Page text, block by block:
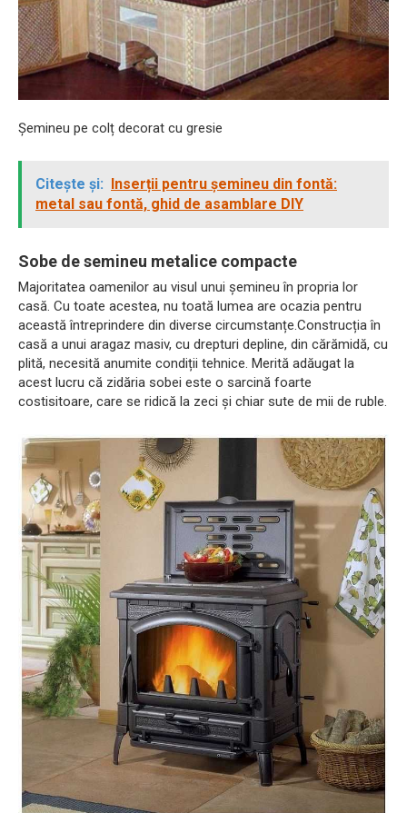
Șemineu pe colț decorat cu gresie
Citește și: Inserții pentru șemineu din fontă:
metal sau fontă, ghid de asamblare DIY
Sobe de semineu metalice compacte
Majoritatea oamenilor au visul unui șemineu în propria lor
casă. Cu toate acestea, nu toată lumea are ocazia pentru
această întreprindere din diverse circumstanțe.Construcția în
casă a unui aragaz masiv, cu drepturi depline, din cărămidă, cu
plită, necesită anumite condiții tehnice. Merită adăugat la
acest lucru că zidăria sobei este o sarcină foarte
costisitoare, care se ridică la zeci și chiar sute de mii de ruble.